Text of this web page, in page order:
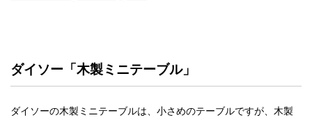
ダイソー「木製ミニテーブル」
ダイソーの木製ミニテーブルは、小さめのテーブルですが、木製